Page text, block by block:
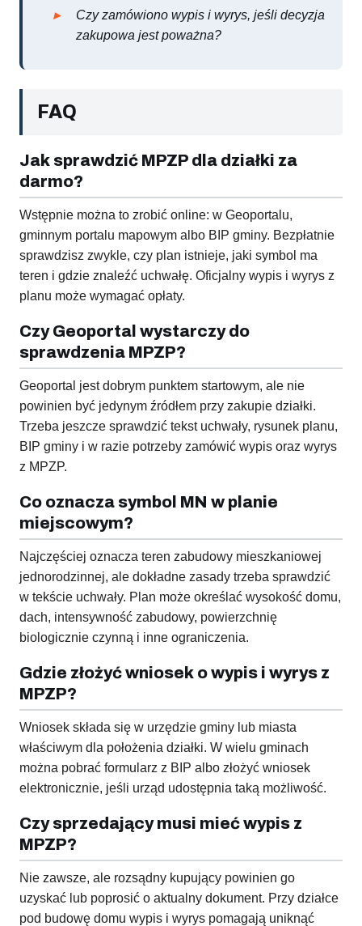
Czy zamówiono wypis i wyrys, jeśli decyzja
zakupowa jest poważna?
FAQ
Jak sprawdzić MPZP dla działki za
darmo?
Wstępnie można to zrobić online: w Geoportalu,
gminnym portalu mapowym albo BIP gminy. Bezpłatnie
sprawdzisz zwykle, czy plan istnieje, jaki symbol ma
teren i gdzie znaleźć uchwałę. Oficjalny wypis i wyrys z
planu może wymagać opłaty.
Czy Geoportal wystarczy do
sprawdzenia MPZP?
Geoportal jest dobrym punktem startowym, ale nie
powinien być jedynym źródłem przy zakupie działki.
Trzeba jeszcze sprawdzić tekst uchwały, rysunek planu,
BIP gminy i w razie potrzeby zamówić wypis oraz wyrys
z MPZP.
Co oznacza symbol MN w planie
miejscowym?
Najczęściej oznacza teren zabudowy mieszkaniowej
jednorodzinnej, ale dokładne zasady trzeba sprawdzić
w tekście uchwały. Plan może określać wysokość domu,
dach, intensywność zabudowy, powierzchnię
biologicznie czynną i inne ograniczenia.
Gdzie złożyć wniosek o wypis i wyrys z
MPZP?
Wniosek składa się w urzędzie gminy lub miasta
właściwym dla położenia działki. W wielu gminach
można pobrać formularz z BIP albo złożyć wniosek
elektronicznie, jeśli urząd udostępnia taką możliwość.
Czy sprzedający musi mieć wypis z
MPZP?
Nie zawsze, ale rozsądny kupujący powinien go
uzyskać lub poprosić o aktualny dokument. Przy działce
pod budowę domu wypis i wyrys pomagają uniknąć